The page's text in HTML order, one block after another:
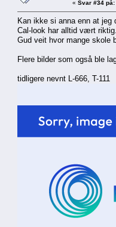
« Svar #34 på:
Kan ikke si anna enn at jeg
Cal-look har alltid vært
Gud veit hvor mange skole
Flere bilder som også ble
tidligere nevnt L-666, T-111